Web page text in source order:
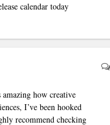
calendar today
how creative
I’ve been hooked
recommend checking